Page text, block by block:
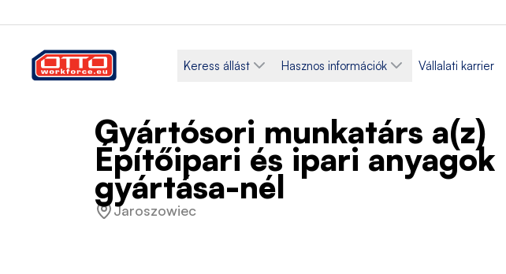
Keress állást Hasznos információk Vállalati karrier
Gyártósori munkatárs a(z)
Építőipari és ipari anyagok
gyártása-nél
Jaroszowiec